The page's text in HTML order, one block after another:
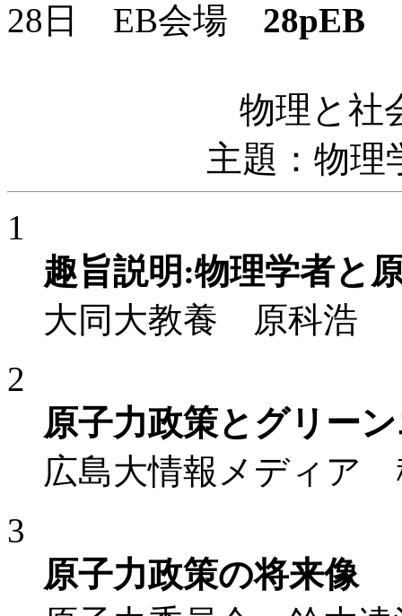
28日 EB会場 28pEB
物理と社
主題：物理
1
趣旨説明:物理学者と
大同大教養 原科浩
2
原子力政策とグリー
広島大情報メディア
3
原子力政策の将来像